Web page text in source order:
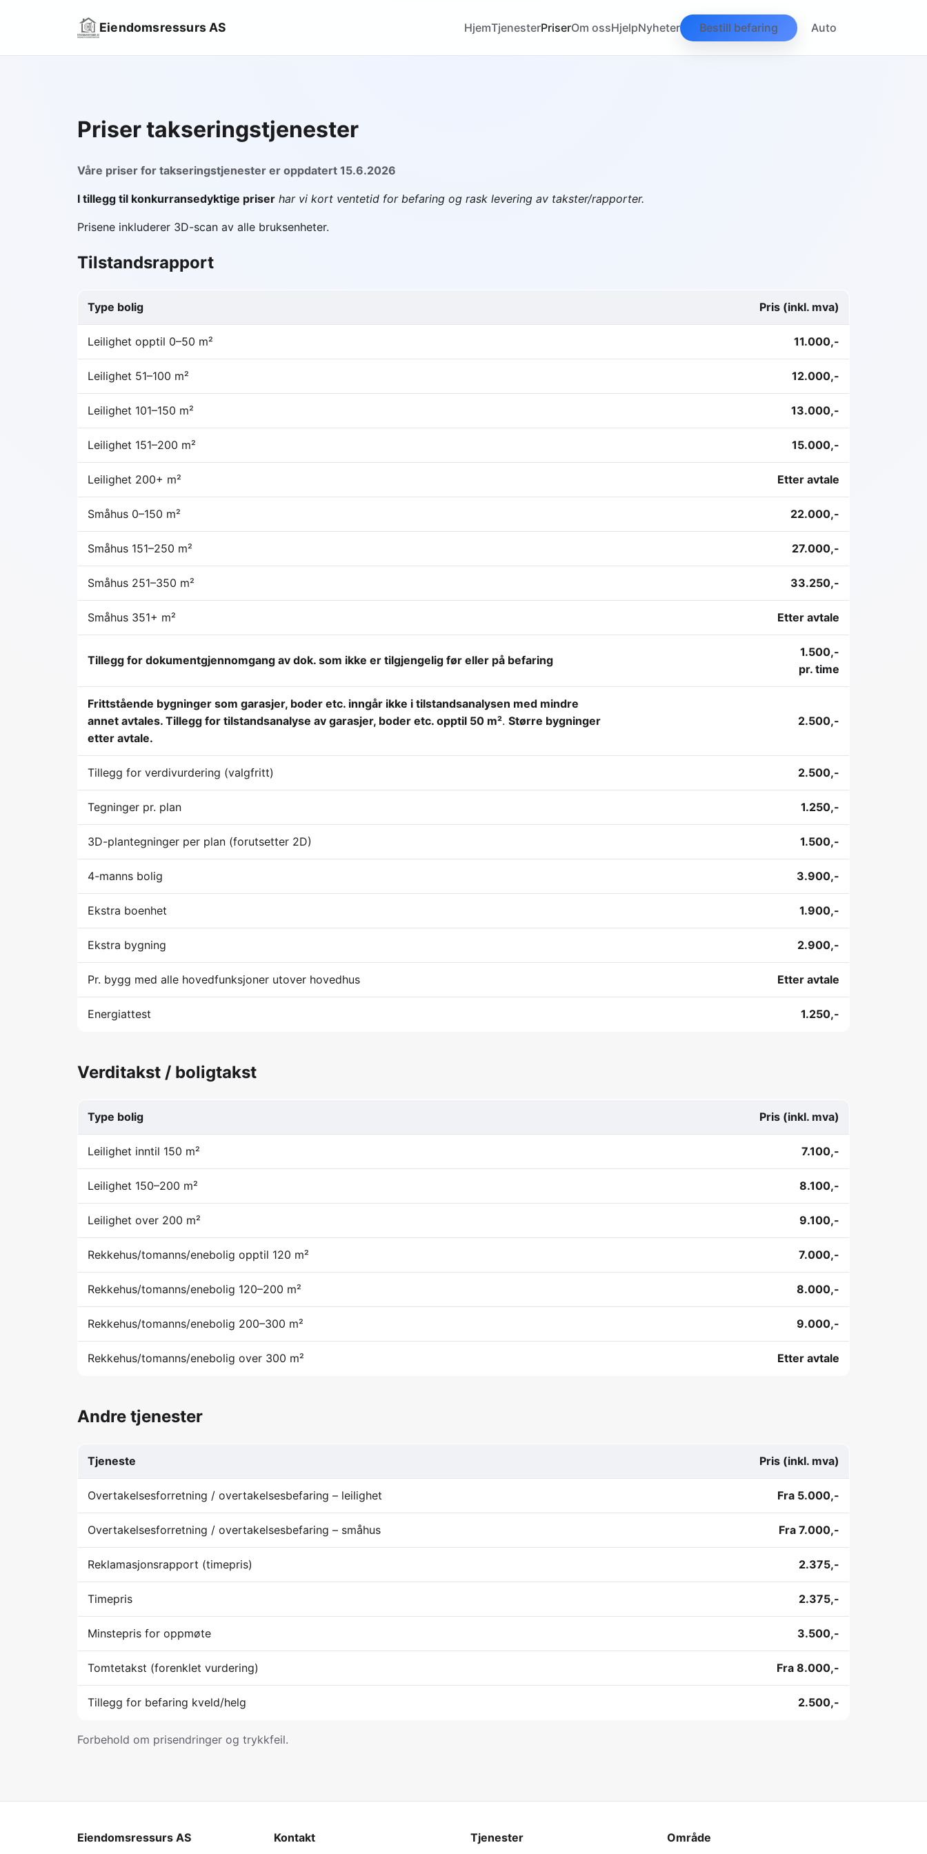
Eiendomsressurs AS HjemTjenesterPriserOm ossHjelpNyheter Bestill befaring Auto
Priser takseringstjenester
Våre priser for takseringstjenester er oppdatert 15.6.2026
I tillegg til konkurransedyktige priser har vi kort ventetid for befaring og rask levering av takster/rapporter.
Prisene inkluderer 3D-scan av alle bruksenheter.
Tilstandsrapport
Type bolig Pris (inkl. mva)
Leilighet opptil 0–50 m² 11.000,-
Leilighet 51–100 m² 12.000,-
Leilighet 101–150 m² 13.000,-
Leilighet 151–200 m² 15.000,-
Leilighet 200+ m² Etter avtale
Småhus 0–150 m² 22.000,-
Småhus 151–250 m² 27.000,-
Småhus 251–350 m² 33.250,-
Småhus 351+ m² Etter avtale
Tillegg for dokumentgjennomgang av dok. som ikke er tilgjengelig før eller på befaring
1.500,-
pr. time
Frittstående bygninger som garasjer, boder etc. inngår ikke i tilstandsanalysen med mindre
annet avtales. Tillegg for tilstandsanalyse av garasjer, boder etc. opptil 50 m². Større bygninger
etter avtale.
2.500,-
Tillegg for verdivurdering (valgfritt) 2.500,-
Tegninger pr. plan 1.250,-
3D-plantegninger per plan (forutsetter 2D) 1.500,-
4-manns bolig 3.900,-
Ekstra boenhet 1.900,-
Ekstra bygning 2.900,-
Pr. bygg med alle hovedfunksjoner utover hovedhus Etter avtale
Energiattest 1.250,-
Verditakst / boligtakst
Type bolig Pris (inkl. mva)
Leilighet inntil 150 m² 7.100,-
Leilighet 150–200 m² 8.100,-
Leilighet over 200 m² 9.100,-
Rekkehus/tomanns/enebolig opptil 120 m² 7.000,-
Rekkehus/tomanns/enebolig 120–200 m² 8.000,-
Rekkehus/tomanns/enebolig 200–300 m² 9.000,-
Rekkehus/tomanns/enebolig over 300 m² Etter avtale
Andre tjenester
Tjeneste Pris (inkl. mva)
Overtakelsesforretning / overtakelsesbefaring – leilighet Fra 5.000,-
Overtakelsesforretning / overtakelsesbefaring – småhus Fra 7.000,-
Reklamasjonsrapport (timepris) 2.375,-
Timepris 2.375,-
Minstepris for oppmøte 3.500,-
Tomtetakst (forenklet vurdering) Fra 8.000,-
Tillegg for befaring kveld/helg 2.500,-
Forbehold om prisendringer og trykkfeil.
Eiendomsressurs AS Kontakt Tjenester Område